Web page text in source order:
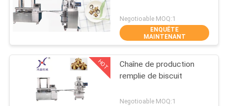
VISITE
L'USINE
CONTRÔLE
Chaîne de
production de
biscuit
Negotioable MOQ:1
ENQUÊTE
MAINTENANT
HOT
Chaîne de production
remplie de biscuit
Negotioable MOQ:1